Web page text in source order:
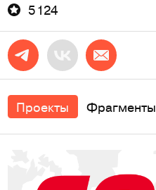
5 124
Проекты Фрагменты